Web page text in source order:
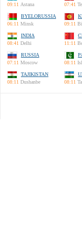
09:11 Astana
07:41
BYELORUSSIA
06:11 Minsk
09:11
INDIA
08:41 Delhi
11:11
RUSSIA
07:11 Moscow
08:11
TAJIKISTAN
08:11 Dushanbe
08:11